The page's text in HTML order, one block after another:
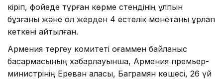
кіріп, фойеде тұрған көрме стендінің құлпын
бұзғаны және ол жерден 4 естелік монетаны ұрлап
кеткені айтылған.
Армения тергеу комитеті қоғаммен байланыс
басқармасының хабарлауынша, Армения премьер-
министрінің Ереван қаласы, Баграмян көшесі, 26 үй